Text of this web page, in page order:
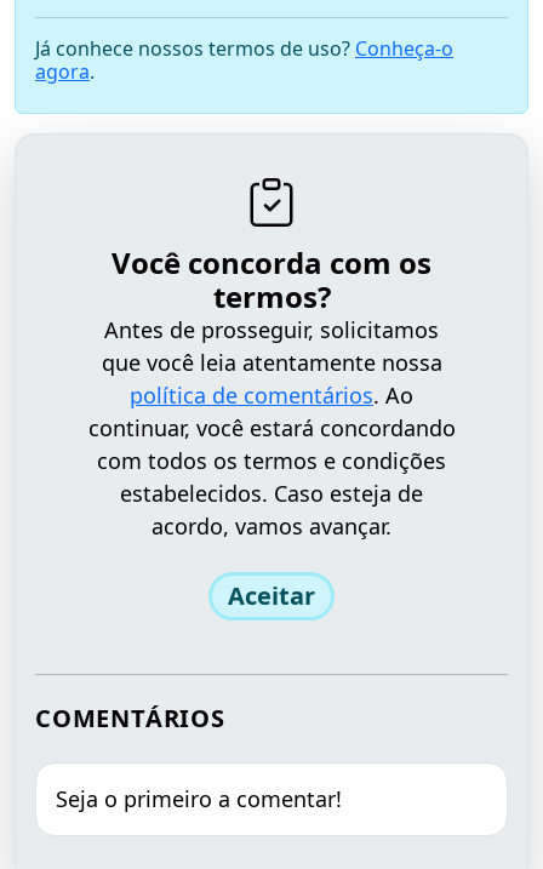
Já conhece nossos termos de uso? Conheça-o
agora.
Você concorda com os
termos?
Antes de prosseguir, solicitamos
que você leia atentamente nossa
política de comentários. Ao
continuar, você estará concordando
com todos os termos e condições
estabelecidos. Caso esteja de
acordo, vamos avançar.
Aceitar
COMENTÁRIOS
Seja o primeiro a comentar!